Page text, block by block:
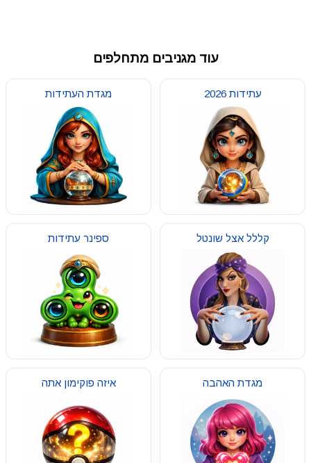
עוד מגניבים מתחלפים
עתידות 2026 מגדת העתידות
קללל אצל שונטל ספינר עתידות
מגדת האהבה איזה פוקימון אתה